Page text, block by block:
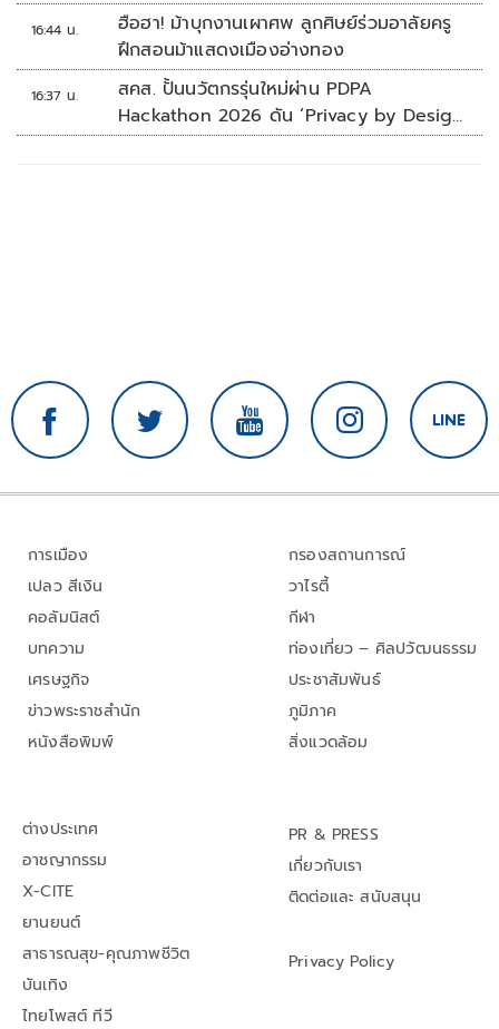
16:44 น.
ฮือฮา! ม้าบุกงานเผาศพ ลูกศิษย์ร่วมอาลัยครู
ฝึกสอนม้าแสดงเมืองอ่างทอง
16:37 น.
สคส. ปั้นนวัตกรรุ่นใหม่ผ่าน PDPA
Hackathon 2026 ดัน ‘Privacy by Design
for all’ สู่โซลูชันคุ้มครองข้อมูลส่วนบุคคลที่
การเมือง
เปลว สีเงิน
คอลัมนิสต์
บทความ
เศรษฐกิจ
ข่าวพระราชสำนัก
หนังสือพิมพ์
กรองสถานการณ์
วาไรตี้
กีฬา
ท่องเที่ยว – ศิลปวัฒนธรรม
ประชาสัมพันธ์
ภูมิภาค
สิ่งแวดล้อม
ต่างประเทศ
อาชญากรรม
X-CITE
ยานยนต์
สาธารณสุข-คุณภาพชีวิต
บันเทิง
ไทยโพสต์ ทีวี
PR & PRESS
เกี่ยวกับเรา
ติดต่อและ สนับสนุน
Privacy Policy